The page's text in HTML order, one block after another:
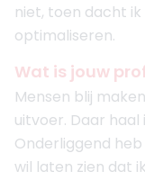
niet, toen dacht
optimaliseren.
Wat is jouw
Mensen blij
uitvoer. Daar
Onderliggend
wil laten zien dat